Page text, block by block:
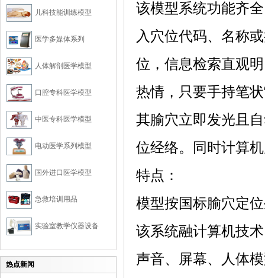
儿科技能训练模型
医学多媒体系列
人体解剖医学模型
口腔专科医学模型
中医专科医学模型
电动医学系列模型
国外进口医学模型
急救培训用品
实验室教学仪器设备
热点新闻
该模型系统功能齐
入穴位代码、名称
位，信息检索直观
热情，只要手持笔
其腧穴立即发光且
位经络。同时计算
特点：
模型按国标腧穴定
该系统融计算机技
声音、屏幕、人体